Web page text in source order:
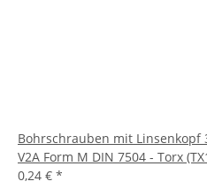
Bohrschrauben mit Linsenkopf
V2A Form M DIN 7504 - Torx
0,24 € *